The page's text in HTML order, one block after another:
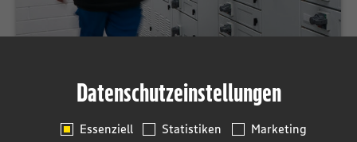
Haustechnik
Datenschutzeinstellungen
Essenziell Statistiken
Marketing